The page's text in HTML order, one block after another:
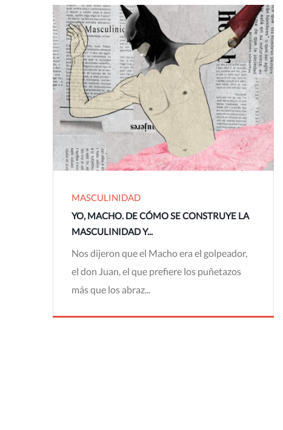
MASCULINIDAD
YO, MACHO. DE CÓMO SE CONSTRUYE LA
MASCULINIDAD Y...
Nos dijeron que el Macho era el golpeador,
el don Juan, el que prefiere los puñetazos
más que los abraz...